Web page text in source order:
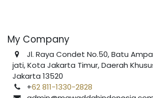
My Company
Jl. Raya Condet No.50, Batu
jati, Kota Jakarta Timur, Daerah
Jakarta 13520
+62 811-1330-2828